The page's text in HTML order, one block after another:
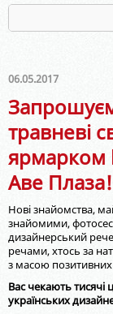
06.05.2017
травневі
ярмарком
Аве Плаза!
Нові знайомства,
знайомими,
дизайнерський
речами, хтось за
з масою
Вас чекають тисячі
українських